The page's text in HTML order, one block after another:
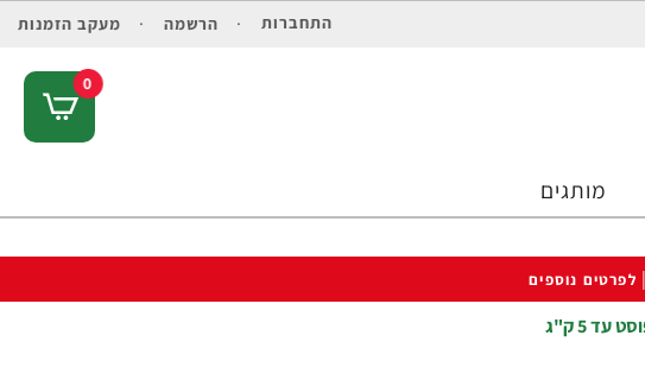
התחברות הרשמה מעקב הזמנות
0
מותגים
לפרטים נוספים